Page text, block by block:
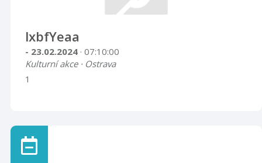
lxbfYeaa
- 23.02.2024 · 07:10:00
Kulturní akce · Ostrava
1